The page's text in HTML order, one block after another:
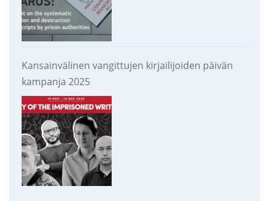
Kansainvälinen vangittujen kirjailijoiden päivän
kampanja 2025